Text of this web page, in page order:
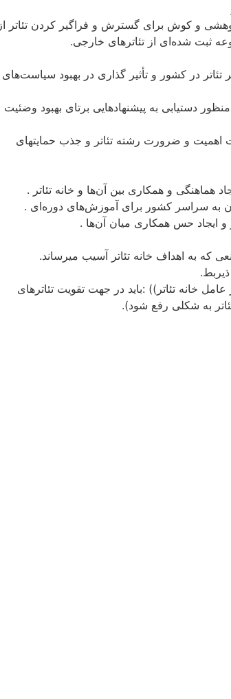
و کوش برای گسترش و فراگیر کردن تئاتر از
ثبت شده‌ای از تئاترهای خارجی.
تئاتر در کشور و تأثیر گذاری در بهبود سیاست‌های
دستیابی به پیشنهادهایی برتای بهبود وضئیت
اهمیت و ضرورت رشته تئاتر و جذب حمایتهای
خانه تئاتر)) :باید در جهت تقویت تئاترهای
به شکلی رفع شود).